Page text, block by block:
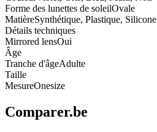
Forme des lunettes de soleilOvale
MatièreSynthétique, Plastique, Silicone
Détails techniques
Mirrored lensOui
Âge
Tranche d'âgeAdulte
Taille
MesureOnesize
Comparer.be